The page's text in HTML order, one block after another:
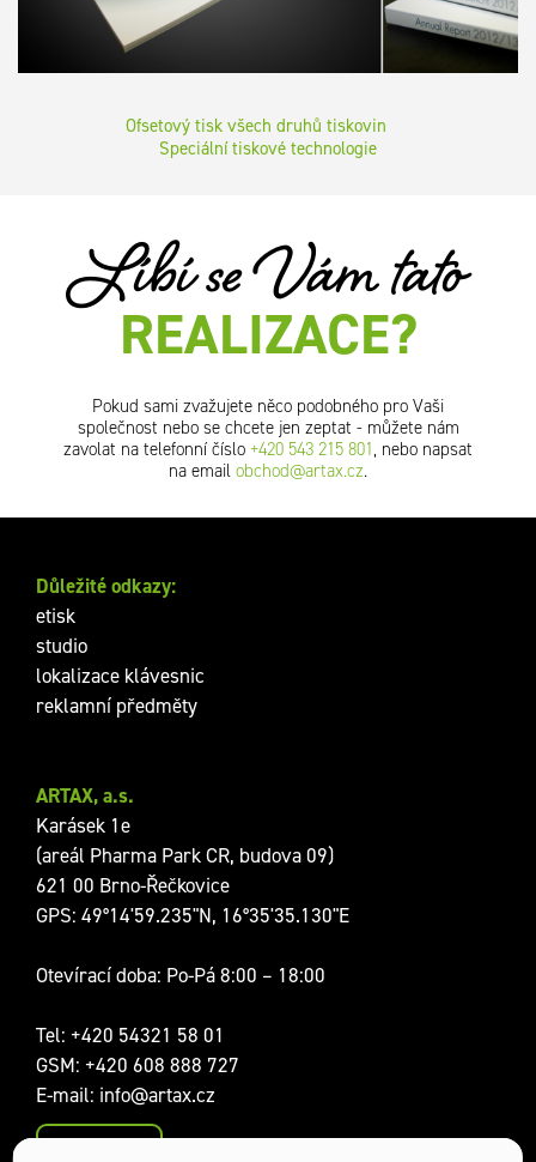
Ofsetový tisk všech druhů tiskovin
Speciální tiskové technologie
Líbí se Vám tato
REALIZACE?
Pokud sami zvažujete něco podobného pro Vaši
společnost nebo se chcete jen zeptat - můžete nám
zavolat na telefonní číslo +420 543 215 801, nebo napsat
na email obchod@artax.cz.
ARTAX, a.s.
Karásek 1e
(areál Pharma Park CR, budova 09)
621 00 Brno-Řečkovice
GPS: 49°14'59.235"N, 16°35'35.130"E
Otevírací doba: Po-Pá 8:00 – 18:00
Tel: +420 54321 58 01
GSM: +420 608 888 727
E-mail: info@artax.cz
Kontakty
Důležité odkazy:
etisk
studio
lokalizace klávesnic
reklamní předměty